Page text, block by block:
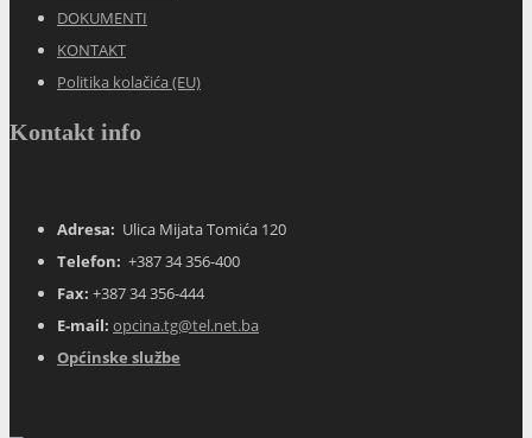
DOKUMENTI
KONTAKT
Politika kolačića (EU)
Kontakt info
Adresa: Ulica Mijata Tomića 120
Telefon: +387 34 356-400
Fax: +387 34 356-444
E-mail: opcina.tg@tel.net.ba
Općinske službe